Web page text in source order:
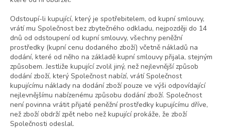
Odstoupí-li kupující, který je spotřebitelem, od kupní smlouvy,
vrátí mu Společnost bez zbytečného odkladu, nejpozději do 14
dnů od odstoupení od kupní smlouvy, všechny peněžní
prostředky (kupní cenu dodaného zboží) včetně nákladů na
dodání, které od něho na základě kupní smlouvy přijala, stejným
způsobem. Jestliže kupující zvolil jiný, než nejlevnější způsob
dodání zboží, který Společnost nabízí, vrátí Společnost
kupujícímu náklady na dodání zboží pouze ve výši odpovídající
nejlevnějšímu nabízenému způsobu dodání zboží. Společnost
není povinna vrátit přijaté peněžní prostředky kupujícímu dříve,
než zboží obdrží zpět nebo než kupující prokáže, že zboží
Společnosti odeslal.